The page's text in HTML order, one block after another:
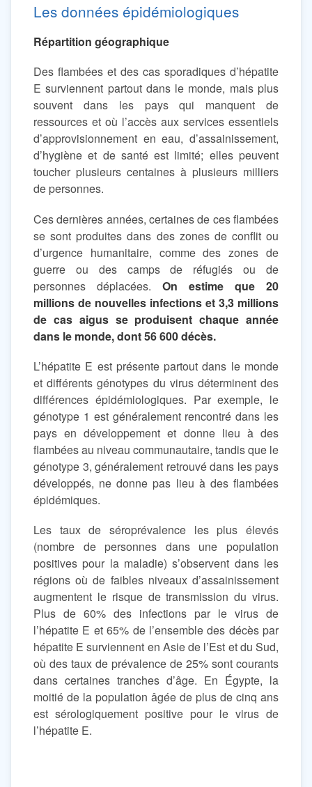
Les données épidémiologiques
Répartition géographique
Des flambées et des cas sporadiques d’hépatite
E surviennent partout dans le monde, mais plus
souvent dans les pays qui manquent de
ressources et où l’accès aux services essentiels
d’approvisionnement en eau, d’assainissement,
d’hygiène et de santé est limité; elles peuvent
toucher plusieurs centaines à plusieurs milliers
de personnes.
Ces dernières années, certaines de ces flambées
se sont produites dans des zones de conflit ou
d’urgence humanitaire, comme des zones de
guerre ou des camps de réfugiés ou de
personnes déplacées. On estime que 20
millions de nouvelles infections et 3,3 millions
de cas aigus se produisent chaque année
dans le monde, dont 56 600 décès.
L’hépatite E est présente partout dans le monde
et différents génotypes du virus déterminent des
différences épidémiologiques. Par exemple, le
génotype 1 est généralement rencontré dans les
pays en développement et donne lieu à des
flambées au niveau communautaire, tandis que le
génotype 3, généralement retrouvé dans les pays
développés, ne donne pas lieu à des flambées
épidémiques.
Les taux de séroprévalence les plus élevés
(nombre de personnes dans une population
positives pour la maladie) s’observent dans les
régions où de faibles niveaux d’assainissement
augmentent le risque de transmission du virus.
Plus de 60% des infections par le virus de
l’hépatite E et 65% de l’ensemble des décès par
hépatite E surviennent en Asie de l’Est et du Sud,
où des taux de prévalence de 25% sont courants
dans certaines tranches d’âge. En Égypte, la
moitié de la population âgée de plus de cinq ans
est sérologiquement positive pour le virus de
l’hépatite E.